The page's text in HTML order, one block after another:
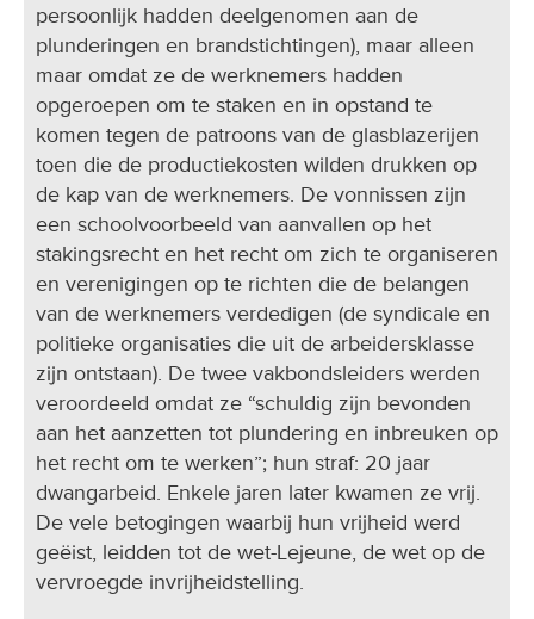
persoonlijk hadden deelgenomen aan de
plunderingen en brandstichtingen), maar alleen
maar omdat ze de werknemers hadden
opgeroepen om te staken en in opstand te
komen tegen de patroons van de glasblazerijen
toen die de productiekosten wilden drukken op
de kap van de werknemers. De vonnissen zijn
een schoolvoorbeeld van aanvallen op het
stakingsrecht en het recht om zich te organiseren
en verenigingen op te richten die de belangen
van de werknemers verdedigen (de syndicale en
politieke organisaties die uit de arbeidersklasse
zijn ontstaan). De twee vakbondsleiders werden
veroordeeld omdat ze “schuldig zijn bevonden
aan het aanzetten tot plundering en inbreuken op
het recht om te werken”; hun straf: 20 jaar
dwangarbeid. Enkele jaren later kwamen ze vrij.
De vele betogingen waarbij hun vrijheid werd
geëist, leidden tot de wet-Lejeune, de wet op de
vervroegde invrijheidstelling.